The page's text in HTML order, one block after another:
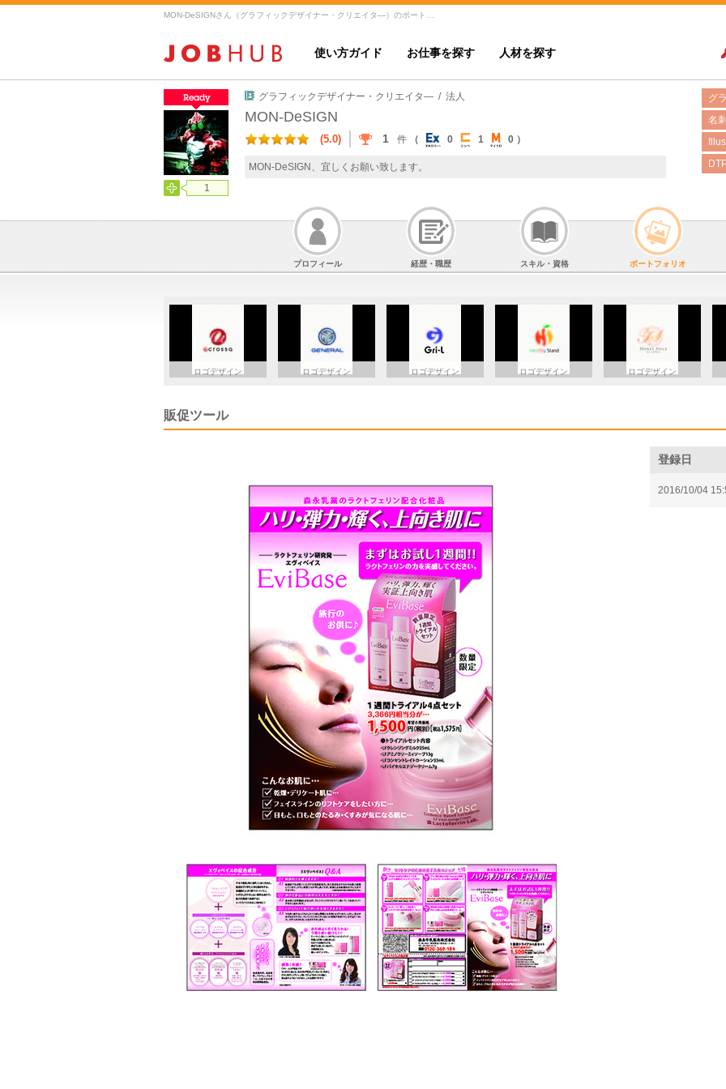
使い方ガイド お仕事を探す 人材を探す
1
グラフィックデザイナー・クリエイタ― / 法人
MON-DeSIGN
(5.0) 1 件 （ 0 1 0 ）
MON-DeSIGN、宜しくお願い致します。
名
プロフィール 経歴・職歴 スキル・資格 ポートフォリオ
ロゴデザイン ロゴデザイン ロゴデザイン ロゴデザイン ロゴデザイン
販促ツール
登録日
2016/10/04